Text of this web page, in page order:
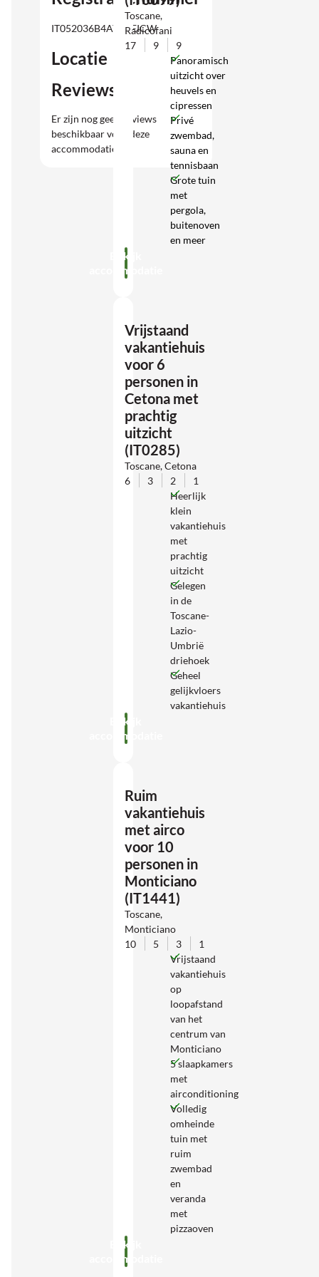
IT052036B4AYX5EICW
Locatie
Reviews
Er zijn nog geen reviews
beschikbaar voor deze
accommodatie.
Toscane,
Radicofani
17
9
9
Panoramisch
uitzicht over
heuvels en
cipressen
Privé
zwembad,
sauna en
tennisbaan
Grote tuin
met
pergola,
buitenoven
en meer
Bekijk
accommodatie
Vrijstaand
vakantiehuis
voor 6
personen in
Cetona met
prachtig
uitzicht
(IT0285)
Toscane, Cetona
6
3 2
1
Heerlijk
klein
vakantiehuis
met
prachtig
uitzicht
Gelegen
in de
Toscane-
Lazio-
Umbrië
driehoek
Geheel
gelijkvloers
vakantiehuis
Bekijk
accommodatie
Ruim
vakantiehuis
met airco
voor 10
personen in
Monticiano
(IT1441)
Toscane,
Monticiano
10
5 3
1
Vrijstaand
vakantiehuis
op
loopafstand
van het
centrum van
Monticiano
5 slaapkamers
met
airconditioning
Volledig
omheinde
tuin met
ruim
zwembad
en
veranda
met
pizzaoven
Bekijk
accommodatie